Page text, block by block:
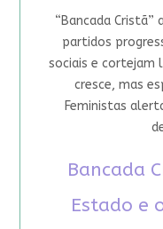
“Bancada Cristã”
partidos
sociais e cortejam
cresce, mas
Feministas
Bancada
Estado e